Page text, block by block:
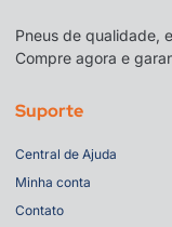
Pneus de qualidade,
Compre agora e
Suporte
Central de Ajuda
Minha conta
Contato